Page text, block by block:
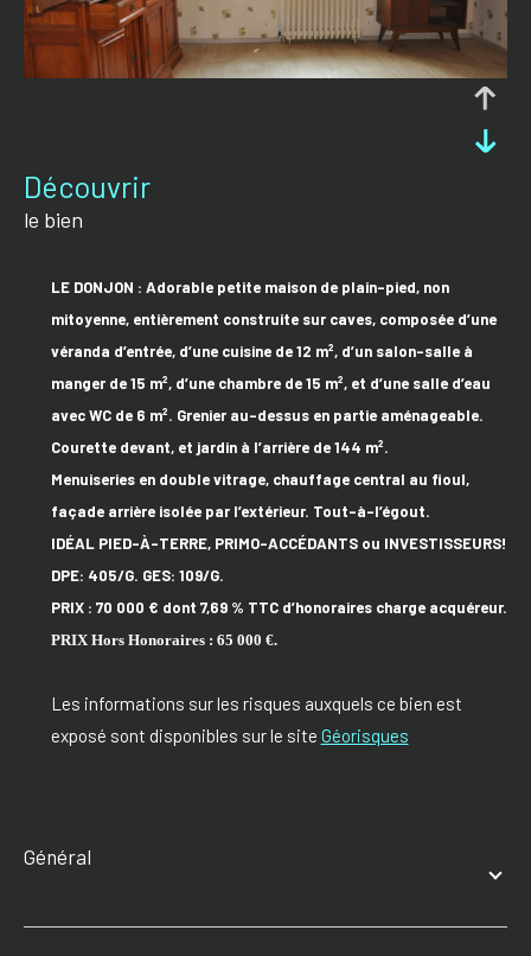
découvrir
le bien
LE DONJON : Adorable petite maison de plain-pied, non
mitoyenne, entièrement construite sur caves,composée d’une
véranda d’entrée, d’une cuisine de 12 m², d’un salon-salle à
manger de 15 m², d’une chambre de 15 m², et d’une salle d’eau
avec WC de 6 m². Grenier au-dessus en partie aménageable.
Courette devant, et jardin à l’arrière de 144 m².
Menuiseries en double vitrage, chauffage central au fioul,
façade arrière isolée par l’extérieur. Tout-à-l’égout.
IDÉAL PIED-À-TERRE, PRIMO-ACCÉDANTS ou INVESTISSEURS!
DPE: 405/G. GES: 109/G.
PRIX : 70 000 € dont 7,69 % TTC d’honoraires charge acquéreur.
PRIX Hors Honoraires : 65 000 €.
Les informations sur les risques auxquels ce bien est
exposé sont disponibles sur le site Géorisques
général